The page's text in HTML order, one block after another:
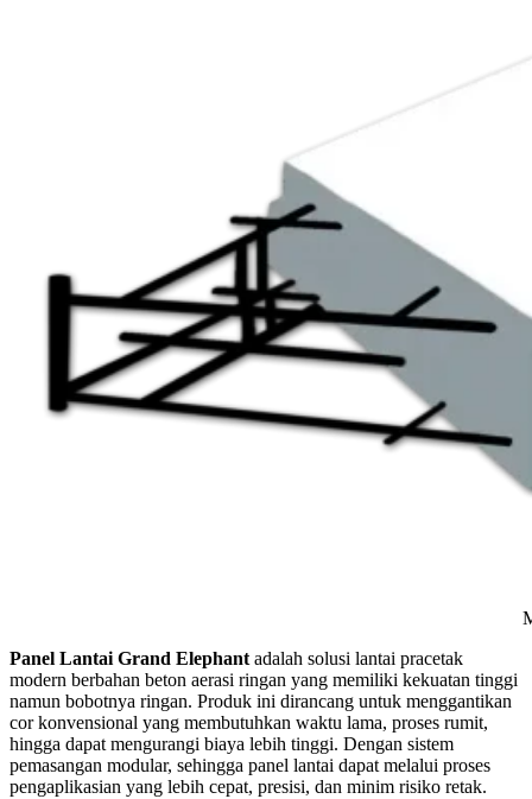
Material Panel Lantai
Panel Lantai Grand Elephant adalah solusi lantai pracetak
modern berbahan beton aerasi ringan yang memiliki kekuatan tinggi
namun bobotnya ringan. Produk ini dirancang untuk menggantikan
cor konvensional yang membutuhkan waktu lama, proses rumit,
hingga dapat mengurangi biaya lebih tinggi. Dengan sistem
pemasangan modular, sehingga panel lantai dapat melalui proses
pengaplikasian yang lebih cepat, presisi, dan minim risiko retak.